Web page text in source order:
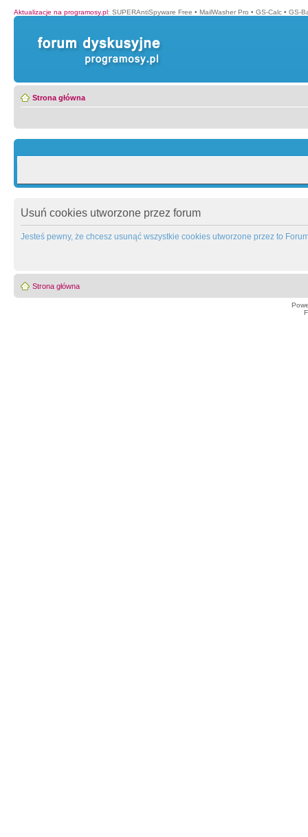
Aktualizacje na programosy.pl: SUPERAntiSpyware Free • MailWasher Pro • GS-Calc • GS-
Strona główna
Usuń cookies utworzone przez forum
Jesteś pewny, że chcesz usunąć wszystkie cookies utworzone przez to
Strona główna